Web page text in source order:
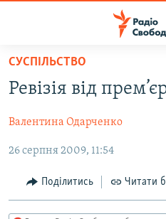
Перейти
основного
Перейти
до
навігації
Перейти
РАДІО СВОБОДА – 70 РОКІВ
СТАТТІ
ПОЛІТИКА
ЕКОНОМІКА
СУСПІЛЬСТВО
ВІЙНА
РОСІЙСЬКА «ФІЛЬТРАЦІЯ»
ДОНБАС.РЕАЛІЇ
СУСПІЛЬСТВО
Ревізія від
Валентина Одарченко
26 серпня 2009, 11:54
Поділитись Читати